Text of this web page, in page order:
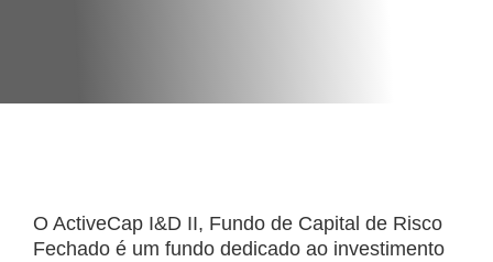
O ActiveCap I&D II, Fundo de Capital de Risco
Fechado é um fundo dedicado ao investimento